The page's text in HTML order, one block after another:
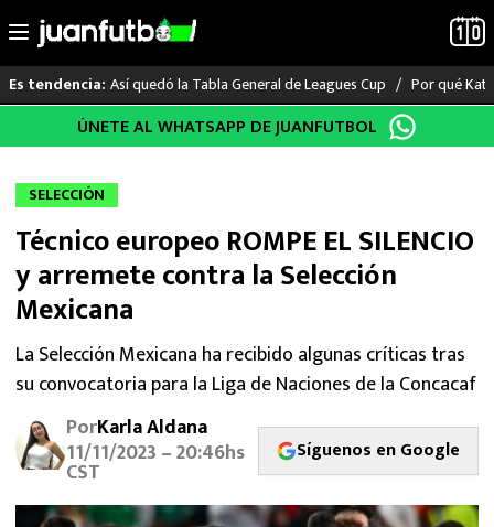
al
Es tendencia: Así quedó la Tabla General de Leagues Cup Por qué
LO ÚLTIMO
LIGA MX
RAYADOS
PUMAS
ATLANTE
FUTBOL INTERNACIONAL
MEXICANOS EN EL EXTRANJERO
ÚNETE AL WHATSAPP DE JUANFUTBOL
SELECCIÓN
Técnico europeo ROMPE EL SILENCIO
y arremete contra la Selección
Mexicana
La Selección Mexicana ha recibido algunas críticas tras
su convocatoria para la Liga de Naciones de la Concacaf
PorKarla Aldana
11/11/2023 – 20:46hs
CST
Síguenos en Google